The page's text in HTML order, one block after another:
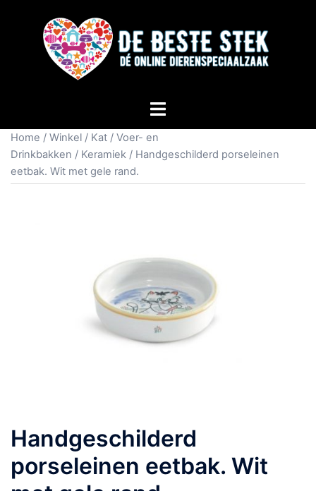
Home / Winkel / Kat / Voer- en
Drinkbakken / Keramiek / Handgeschilderd porseleinen
eetbak. Wit met gele rand.
Handgeschilderd
porseleinen eetbak. Wit